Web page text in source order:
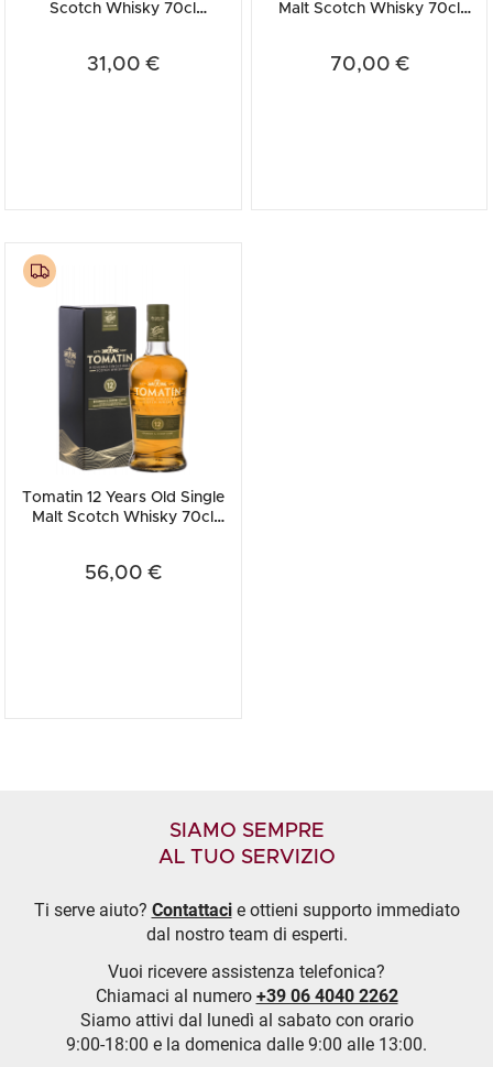
Scotch Whisky 70cl
31,00 €
Malt Scotch Whisky 70cl
70,00 €
Tomatin 12 Years Old Single
Malt Scotch Whisky 70cl
56,00 €
SIAMO SEMPRE
AL TUO SERVIZIO
Ti serve aiuto? Contattacie ottieni supporto immediato
dal nostro team di esperti.
Vuoi ricevere assistenza telefonica?
Chiamaci al numero +39 06 4040 2262
Siamo attivi dal lunedì al sabato con orario
9:00-18:00 e la domenica dalle 9:00 alle 13:00.